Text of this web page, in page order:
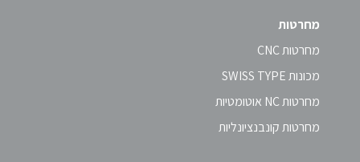
מחרטות
מחרטות CNC
מכונות SWISS TYPE
מחרטות NC אוטומטיות
מחרטות קונבנציונליות